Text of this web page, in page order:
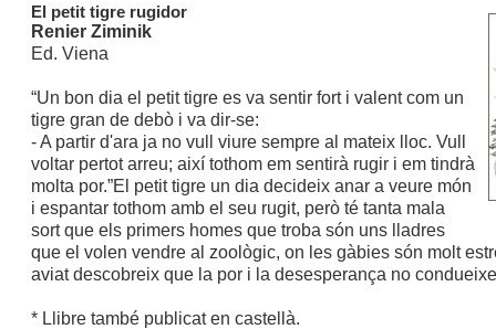
El petit tigre rugidor
Renier Ziminik
Ed. Viena
“Un bon dia el petit tigre es va sentir fort i valent com un
tigre gran de debò i va dir-se:
- A partir d'ara ja no vull viure sempre al mateix lloc. Vull
voltar pertot arreu; així tothom em sentirà rugir i em tindrà
molta por.”El petit tigre un dia decideix anar a veure món
i espantar tothom amb el seu rugit, però té tanta mala
sort que els primers homes que troba són uns lladres
que el volen vendre al zoològic, on les gàbies són molt
aviat descobreix que la por i la desesperança no
* Llibre també publicat en castellà.